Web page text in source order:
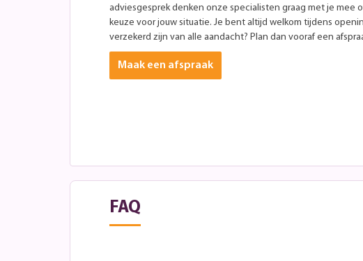
adviesgesprek denken onze specialisten graag met je mee
keuze voor jouw situatie. Je bent altijd welkom tijdens
verzekerd zijn van alle aandacht? Plan dan vooraf een
Maak een afspraak
FAQ